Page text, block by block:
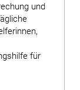
und
für